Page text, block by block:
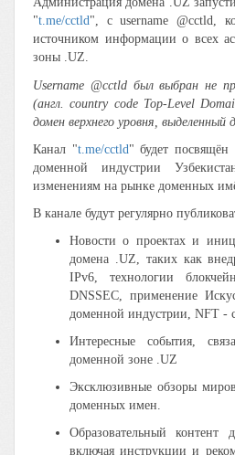
"t.me/cctld", c username @cctld,
источником информации о всех
зоны .UZ.
Username @cctld был выбран не
(англ. country code Top-Level
домен верхнего уровня,
Канал "t.me/cctld" будет посвящён
доменной индустрии
изменениям на рынке доменных
В канале будут регулярно
Новости о проектах и
домена .UZ, таких как
IPv6, технологии
DNSSEC, применение
доменной индустрии, NFT -
Интересные события,
доменной зоне .UZ
Эксклюзивные обзоры
доменных имен.
Образовательный контент
включая инструкции и